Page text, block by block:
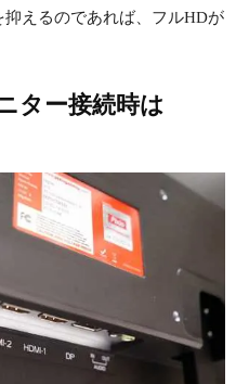
えるのであれば、フルHDが
ター接続時は